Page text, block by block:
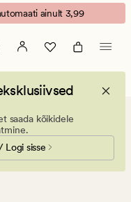
ainult 3,99
saada kõikidele
Logi sisse